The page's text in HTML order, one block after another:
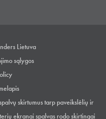
Lietuva
sąlygos
skirtumus tarp paveikslėlių ir
ekranai spalvas rodo skirtingai